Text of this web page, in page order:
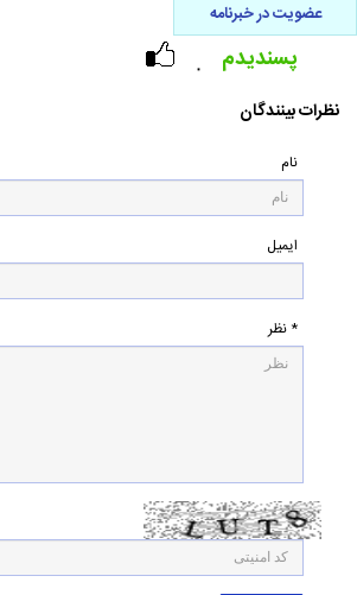
عضویت در خبرنامه
۰ پسندیدم
نظرات بینندگان
نام
ایمیل
* نظر